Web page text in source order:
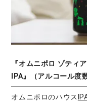
『オムニポロ ゾテ
IPA』（アルコール度
オムニポロのハウス